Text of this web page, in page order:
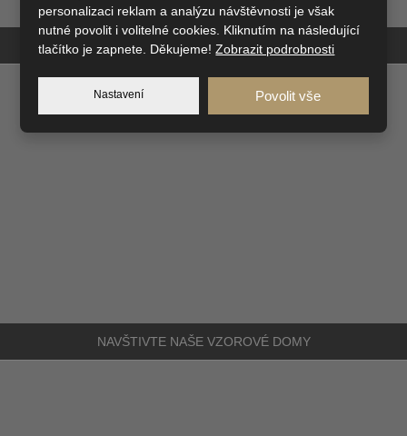
DIVIZEDVEŘE A SCHODY
NAVŠTIVTE NAŠE VZOROVÉ DOMY
personalizaci reklam a analýzu návštěvnosti je však
nutné povolit i volitelné cookies. Kliknutím na následující
tlačítko je zapnete. Děkujeme!Zobrazit podrobnosti
Nastavení Povolit vše